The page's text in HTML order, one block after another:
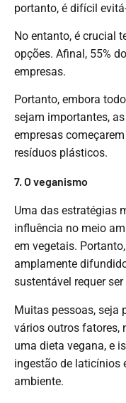
portanto, é difícil
No entanto, é crucial
opções. Afinal, 55%
empresas.
Portanto, embora
sejam importantes,
empresas
resíduos plásticos.
7. O veganismo
Uma das estratégias
influência no meio
em vegetais.
amplamente
sustentável requer ser
Muitas pessoas, seja
vários outros fatores,
uma dieta vegana, e
ingestão de laticínios
ambiente.